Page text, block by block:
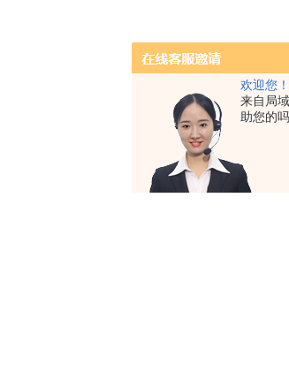
欢迎您！
来自局
助您的